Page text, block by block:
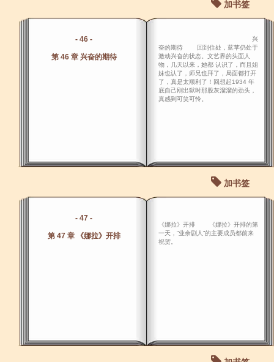
加书签
- 46 -
第 46 章 兴奋的期待
兴
奋的期待 回到住处，蓝苹仍处于
激动兴奋的状态。文艺界的头面人
物，几天以来，她都 认识了，而且姐
妹也认了，师兄也拜了，局面都打开
了，真是太顺利了！回想起1934 年
底自己刚出狱时那股灰溜溜的劲头，
真感到可笑可怜。
加书签
- 47 -
第 47 章 《娜拉》开排
《娜拉》开排 《娜拉》开排的第
一天，“业余剧人”的主要成员都前来
祝贺。